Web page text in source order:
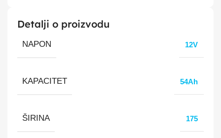
Detalji o proizvodu
NAPON 12V
KAPACITET 54Ah
ŠIRINA 175